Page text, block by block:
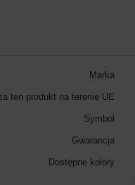
Marka
ten produkt na terenie UE
Symbol
Gwarancja
Dostępne kolory